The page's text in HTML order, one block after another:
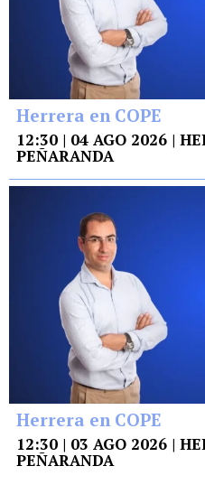
Herrera en COPE
12:30 | 04 AGO 2026 |
PEÑARANDA
Herrera en COPE
12:30 | 03 AGO 2026 |
PEÑARANDA